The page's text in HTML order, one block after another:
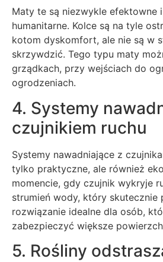
Maty te są niezwykle efektowne
humanitarne. Kolce są na tyle
kotom dyskomfort, ale nie są w
skrzywdzić. Tego typu maty
grządkach, przy wejściach do
ogrodzeniach.
4. Systemy
czujnikiem ruchu
Systemy nawadniające z
tylko praktyczne, ale również
momencie, gdy czujnik wykryje
strumień wody, który skutecznie
rozwiązanie idealne dla osób,
zabezpieczyć większe
5. Rośliny